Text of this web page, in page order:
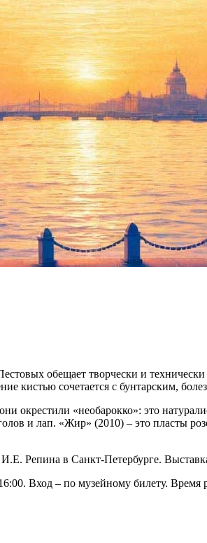
обещает творчески и
кистью сочетается с бунтарским,
окрестили «необарокко»: это
и лап. «Жир» (2010) – это пласты
Репина в Санкт-Петербурге.
Вход – по музейному билету. Время